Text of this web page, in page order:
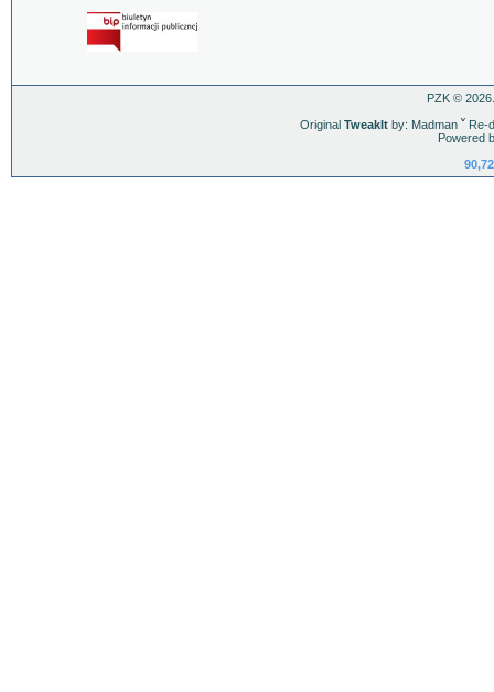
PZK ©
Original TweakItby: Madman ˇRe-
Powered